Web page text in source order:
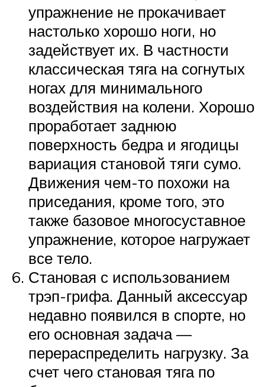
упражнение не прокачивает
настолько хорошо ноги, но
задействует их. В частности
классическая тяга на согнутых
ногах для минимального
воздействия на колени. Хорошо
проработает заднюю
поверхность бедра и ягодицы
вариация становой тяги сумо.
Движения чем-то похожи на
приседания, кроме того, это
также базовое многосуставное
упражнение, которое нагружает
все тело.
Становая с использованием
трэп-грифа. Данный аксессуар
недавно появился в спорте, но
его основная задача —
перераспределить нагрузку. За
счет чего становая тяга по